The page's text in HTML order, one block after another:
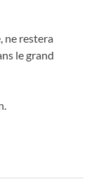
ne restera
le grand